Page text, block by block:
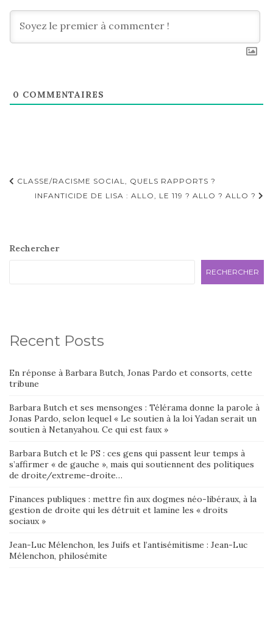
0 COMMENTAIRES
Navigation
d'article
CLASSE/RACISME SOCIAL, QUELS RAPPORTS ?
INFANTICIDE DE LISA : ALLO, LE 119 ? ALLO ? ALLO ?
Rechercher
RECHERCHER
Recent Posts
En réponse à Barbara Butch, Jonas Pardo et consorts, cette
tribune
Barbara Butch et ses mensonges : Télérama donne la parole à
Jonas Pardo, selon lequel « Le soutien à la loi Yadan serait un
soutien à Netanyahou. Ce qui est faux »
Barbara Butch et le PS : ces gens qui passent leur temps à
s’affirmer « de gauche », mais qui soutiennent des politiques
de droite/extreme-droite…
Finances publiques : mettre fin aux dogmes néo-libéraux, à la
gestion de droite qui les détruit et lamine les « droits
sociaux »
Jean-Luc Mélenchon, les Juifs et l’antisémitisme : Jean-Luc
Mélenchon, philosémite